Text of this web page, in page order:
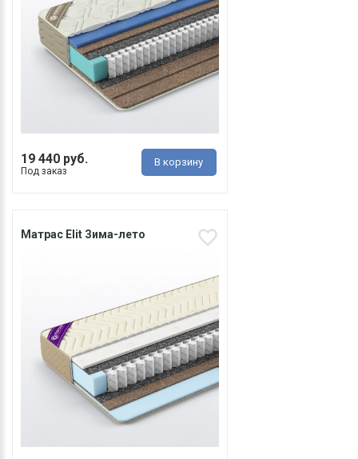
19 440 руб.
Под заказ
В корзину
Матрас Elit Зима-лето